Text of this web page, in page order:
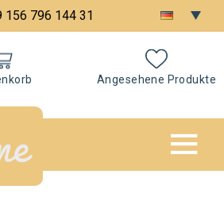
156 796 144 31
Angesehene Produkte